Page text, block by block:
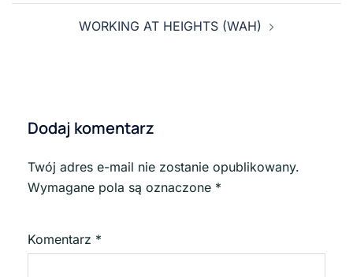
WORKING AT HEIGHTS (WAH)
Dodaj komentarz
Twój adres e-mail nie zostanie opublikowany.
Wymagane pola są oznaczone *
Komentarz *